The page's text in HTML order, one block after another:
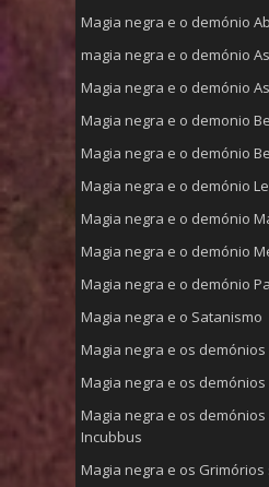
Magia negra e o demónio
magia negra e o demónio
Magia negra e o demónio
Magia negra e o demonio
Magia negra e o demónio
Magia negra e o demónio
Magia negra e o demónio
Magia negra e o demónio
Magia negra e o demónio
Magia negra e o Satanismo
Magia negra e os demónios
Magia negra e os
Magia negra e os
Incubbus
Magia negra e os Grimórios